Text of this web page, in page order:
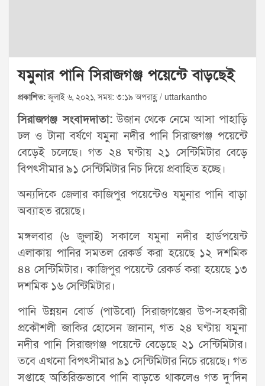
যমুনার পানি সিরাজগঞ্জ পয়েন্টে বাড়ছেই
প্রকাশিত:জুলাই ৬, ২০২১, সময়: ৩:১৯ অপরাহ্ণ / uttarkantho
সিরাজগঞ্জ সংবাদদাতা: উজান থেকে নেমে আসা পাহাড়ি
ঢল ও টানা বর্ষণে যমুনা নদীর পানি সিরাজগঞ্জ পয়েন্টে
বেড়েই চলেছে। গত ২৪ ঘণ্টায় ২১ সেন্টিমিটার বেড়ে
বিপৎসীমার ৯১ সেন্টিমিটার নিচ দিয়ে প্রবাহিত হচ্ছে।
অন্যদিকে জেলার কাজিপুর পয়েন্টেও যমুনার পানি বাড়া
অব্যাহত রয়েছে।
মঙ্গলবার (৬ জুলাই) সকালে যমুনা নদীর হার্ডপয়েন্ট
এলাকায় পানির সমতল রেকর্ড করা হয়েছে ১২ দশমিক
৪৪ সেন্টিমিটার। কাজিপুর পয়েন্টে রেকর্ড করা হয়েছে ১৩
দশমিক ১৬ সেন্টিমিটার।
পানি উন্নয়ন বোর্ড (পাউবো) সিরাজগঞ্জের উপ-সহকারী
প্রকৌশলী জাকির হোসেন জানান, গত ২৪ ঘণ্টায় যমুনা
নদীর পানি সিরাজগঞ্জ পয়েন্টে বেড়েছে ২১ সেন্টিমিটার।
তবে এখনো বিপৎসীমার ৯১ সেন্টিমিটার নিচে রয়েছে। গত
সপ্তাহে অতিরিক্তভাবে পানি বাড়তে থাকলেও গত দু’দিন